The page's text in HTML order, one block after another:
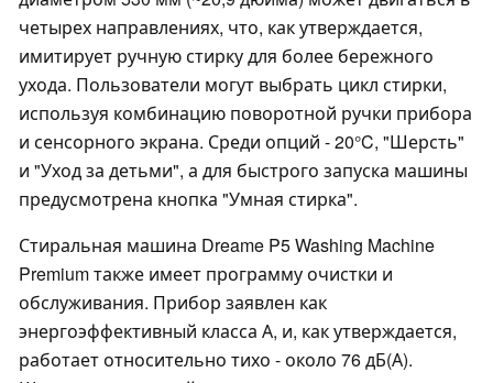
четырех направлениях, что, как утверждается,
имитирует ручную стирку для более бережного
ухода. Пользователи могут выбрать цикл стирки,
используя комбинацию поворотной ручки прибора
и сенсорного экрана. Среди опций - 20°C, "Шерсть"
и "Уход за детьми", а для быстрого запуска машины
предусмотрена кнопка "Умная стирка".
Стиральная машина Dreame P5 Washing Machine
Premium также имеет программу очистки и
обслуживания. Прибор заявлен как
энергоэффективный класса А, и, как утверждается,
работает относительно тихо - около 76 дБ(А).